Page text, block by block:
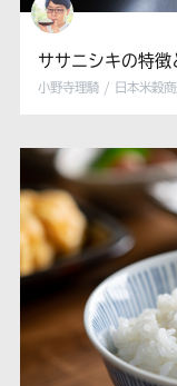
ササニシキの特
小野寺理騎 / 日本米穀